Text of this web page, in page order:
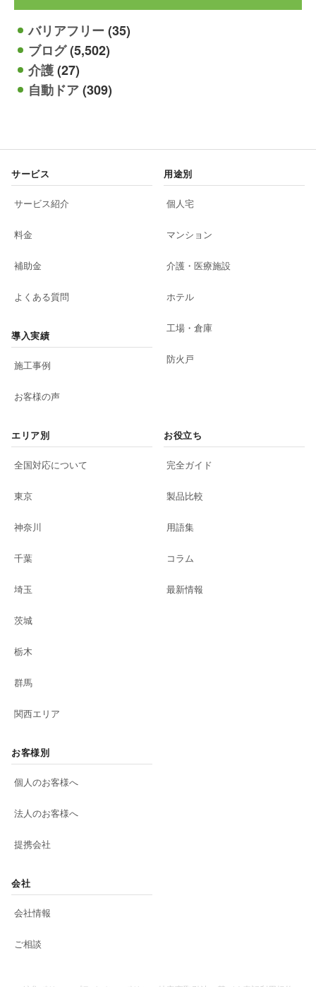
バリアフリー(35)
ブログ(5,502)
介護(27)
自動ドア(309)
サービス
サービス紹介
料金
補助金
よくある質問
導入実績
施工事例
お客様の声
用途別
個人宅
マンション
介護・医療施設
ホテル
工場・倉庫
防火戸
エリア別
全国対応について
東京
神奈川
千葉
埼玉
茨城
栃木
群馬
関西エリア
お役立ち
完全ガイド
製品比較
用語集
コラム
最新情報
お客様別
個人のお客様へ
法人のお客様へ
提携会社
会社
会社情報
ご相談